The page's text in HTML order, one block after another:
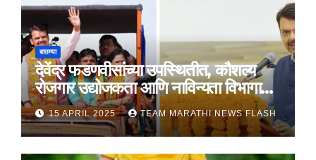
बातम्या
देवेंद्र फडणवीसांच्या उपस्थितीत, कौशल्य
रोजगार उद्योजकता आणि नाविन्यता विभागाचे
तीन सामंजस्य करार
15 APRIL 2025 TEAM MARATHI NEWS FLASH